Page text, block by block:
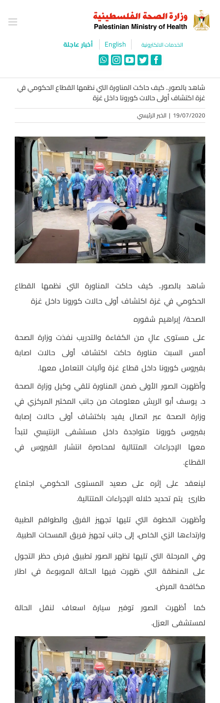
content
الخدمات الالكترونية English أخبار عاجلة
Facebook
Twitter
YouTube
Instagram
WhatsApp
شاهد بالصور.. كيف حاكت المناورة التي نظمها القطاع الحكومي في
غزة اكتشاف أولى حالات كورونا داخل غزة
19/07/2020
| الخبر الرئيسي
شاهد بالصور.. كيف حاكت المناورة التي نظمها القطاع
الحكومي في غزة اكتشاف أولى حالات كورونا داخل غزة
الصحة/ إبراهيم شقوره
على مستوى عالٍ من الكفاءة والتدريب نفذت وزارة الصحة
أمس السبت مناورة حاكت اكتشاف أولى حالات اصابة
بفيروس كورونا داخل قطاع غزة وآليات التعامل معها.
وأظهرت الصور الأولى ضمن المناورة تلقي وكيل وزارة الصحة
د. يوسف أبو الريش معلومات من جانب المختبر المركزي في
وزارة الصحة عبر اتصال يفيد باكتشاف أولى حالات إصابة
بفيروس كورونا متواجدة داخل مستشفى الرنتيسي لتبدأ
معها الإجراءات المتتالية لمحاصرة انتشار الفيروس في
القطاع.
لينعقد على إثره على صعيد المستوى الحكومي اجتماع
طارئ يتم تحديد خلاله الإجراءات المتتالية.
وأظهرت الخطوة التي تليها تجهيز الفرق والطواقم الطبية
وارتداءها الزي الخاص، إلى جانب تجهيز فريق المسحات الطبية.
وفي المرحلة التي تليها تظهر الصور تطبيق فرض حظر التجول
على المنطقة التي ظهرت فيها الحالة الموبوءة في اطار
مكافحة المرض.
كما أظهرت الصور توفير سيارة اسعاف لنقل الحالة
لمستشفى العزل.